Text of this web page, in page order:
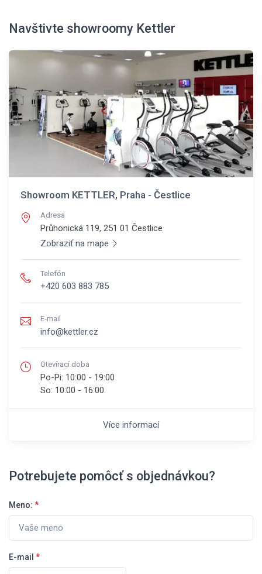
Navštivte showroomy Kettler
Showroom KETTLER, Praha - Čestlice
Adresa
Průhonická 119, 251 01 Čestlice
Zobraziť na mape
Telefón
+420 603 883 785
E-mail
info@kettler.cz
Otevírací doba
Po-Pi: 10:00 - 19:00
So: 10:00 - 16:00
Více informací
Potrebujete pomôcť s objednávkou?
Meno: *
E-mail *